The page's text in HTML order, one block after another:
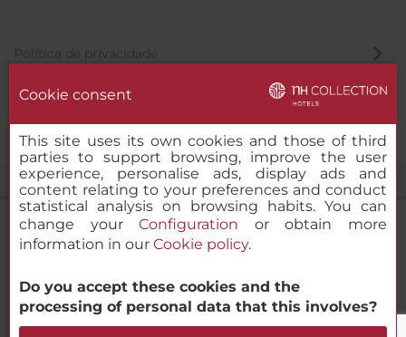
NH Collection Mexico City Santa Fe
Política de privacidade
© 2000-2026 MINOR HOTELS EUROPE & AMERICAS Santa Engracia
120. 28003 Madrid, Espanha
Cookie consent
This site uses its own cookies and those of third
parties to support browsing, improve the user
experience, personalise ads, display ads and
content relating to your preferences and conduct
statistical analysis on browsing habits. You can
change yourConfiguration or obtain more
information in our Cookie policy.
Do you accept these cookies and the
processing of personal data that this involves?